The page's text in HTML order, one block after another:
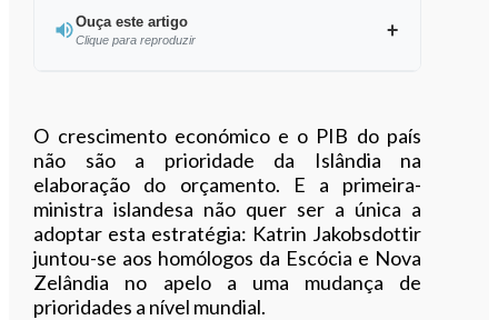
Ouça este artigo
Clique para reproduzir
O crescimento económico e o PIB do país
não são a prioridade da Islândia na
elaboração do orçamento. E a primeira-
ministra islandesa não quer ser a única a
adoptar esta estratégia: Katrin Jakobsdottir
juntou-se aos homólogos da Escócia e Nova
Zelândia no apelo a uma mudança de
prioridades a nível mundial.